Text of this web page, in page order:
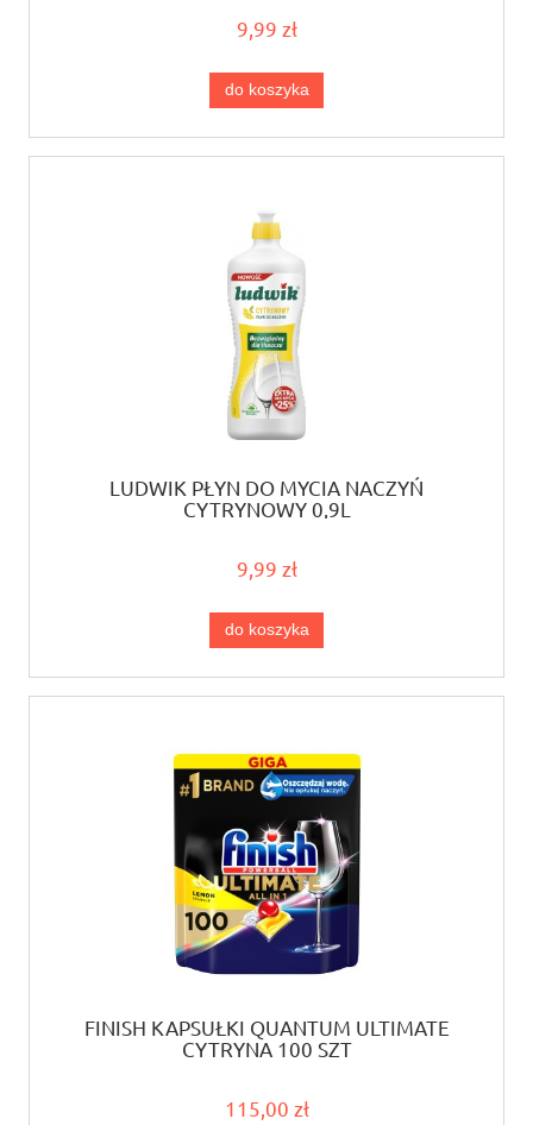
9,99 zł
do koszyka
LUDWIK PŁYN DO MYCIA NACZYŃ
CYTRYNOWY 0,9L
9,99 zł
do koszyka
FINISH KAPSUŁKI QUANTUM ULTIMATE
CYTRYNA 100 SZT
115,00 zł